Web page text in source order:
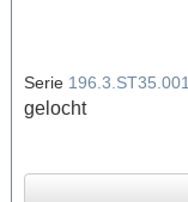
Serie 196.3.ST35.001
gelocht